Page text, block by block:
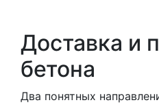
Доставка и
бетона
Два понятных